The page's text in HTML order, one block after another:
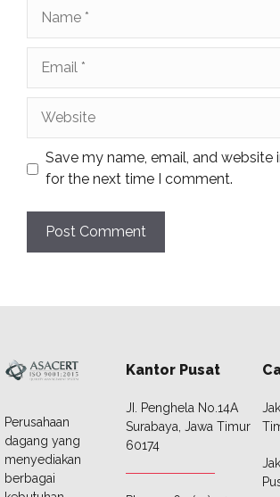
Save my name, email, and website
for the next time I comment.
Perusahaan
dagang yang
menyediakan
berbagai
Kantor Pusat
JI. Penghela No.14A
Surabaya, Jawa Timur
60174